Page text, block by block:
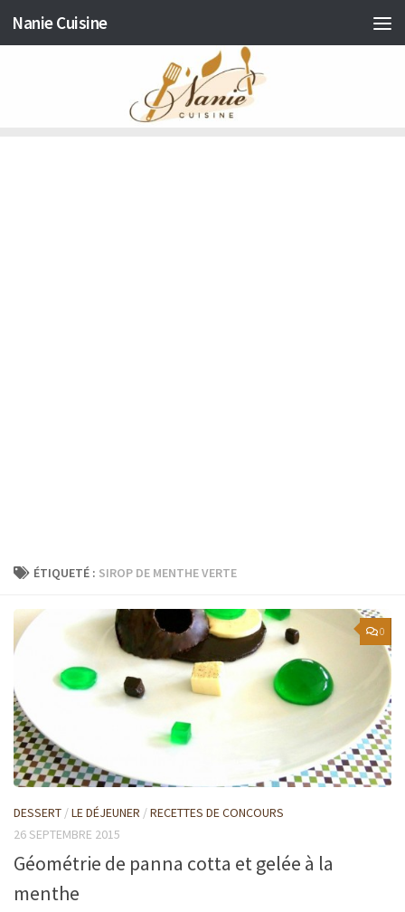
Skip to content
Nanie Cuisine
ÉTIQUETÉ : SIROP DE MENTHE VERTE
0
DESSERT /LE DÉJEUNER /RECETTES DE CONCOURS
26 SEPTEMBRE 2015
Géométrie de panna cotta et gelée à la
menthe